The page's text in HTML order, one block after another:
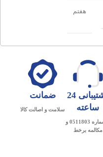
هفتم
پشتیبانی 24
ساعته
با شماره 0511803 و
مکالمه برخط
ضمانت
سلامت و اصالت کالا